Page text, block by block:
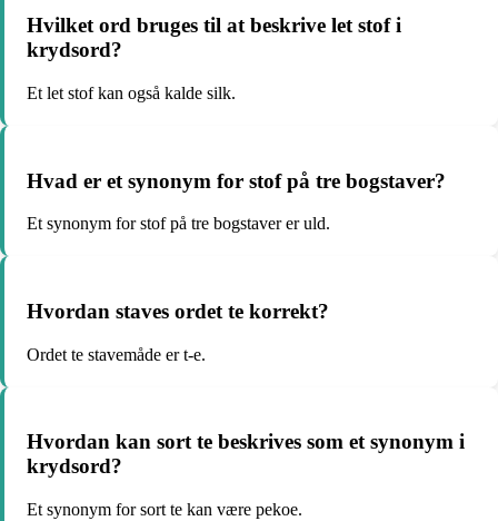
Hvilket ord bruges til at beskrive let stof i
krydsord?
Et let stof kan også kalde silk.
Hvad er et synonym for stof på tre bogstaver?
Et synonym for stof på tre bogstaver er uld.
Hvordan staves ordet te korrekt?
Ordet te stavemåde er t-e.
Hvordan kan sort te beskrives som et synonym i
krydsord?
Et synonym for sort te kan være pekoe.